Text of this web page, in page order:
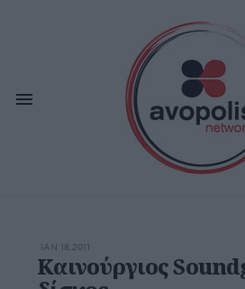
ΙΑΝ 18,2011
Καινούργιος